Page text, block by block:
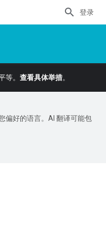
登录
等。 查看具体举措。
偏好的语言。AI 翻译可能包